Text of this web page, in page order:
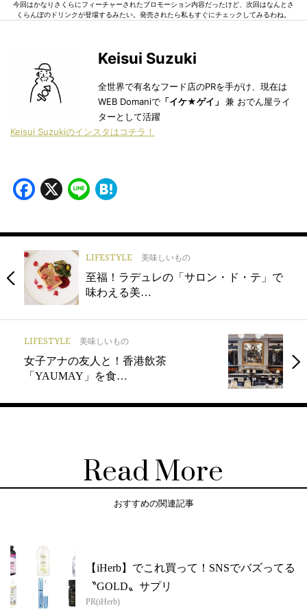
今回はかなりさくらにフィーチャーされたプロモーション内容だったけど、次回はなんとさ
くらんぼのドリンクが登場するみたい。発売されたら私もすぐにチェックしてみるわね。
Keisui Suzuki
全世界で有名なフード店のPRを手がけ、現在は
WEB Domaniで 「イケ★ゲイ」 兼 おでん屋ライ
ターとして活躍
Keisui Suzukiのインスタはコチラ！
Facebook
X Line
LIFESTYLE 美味しいもの
至福！ラデュレの「サロン・ド・テ」で
味わえる美…
LIFESTYLE 美味しいもの
女子アナの友人と！香港飲茶
「YAUMAY」を食…
Read More
おすすめの関連記事
【iHerb】でこれ買って！SNSでバズってる
〝GOLD〟サプリ
PR(iHerb)